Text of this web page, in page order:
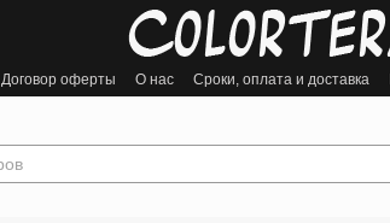
Договор оферты О нас Сроки, оплата и доставка